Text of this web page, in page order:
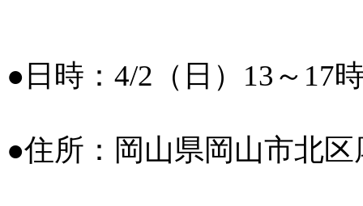
●日時：4/2（日）13～17
●住所：岡山県岡山市北区